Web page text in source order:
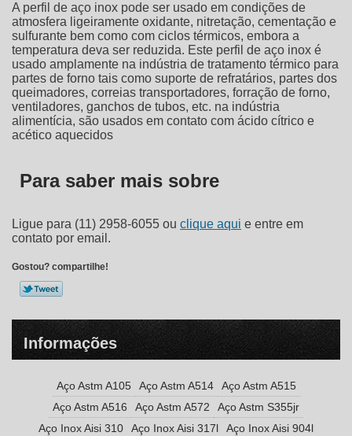
A perfil de aço inox pode ser usado em condições de
atmosfera ligeiramente oxidante, nitretação, cementação e
sulfurante bem como com ciclos térmicos, embora a
temperatura deva ser reduzida. Este perfil de aço inox é
usado amplamente na indústria de tratamento térmico para
partes de forno tais como suporte de refratários, partes dos
queimadores, correias transportadores, forração de forno,
ventiladores, ganchos de tubos, etc. na indústria
alimentícia, são usados em contato com ácido cítrico e
acético aquecidos
Para saber mais sobre
Ligue para (11) 2958-6055 ou clique aqui e entre em
contato por email.
Gostou? compartilhe!
Informações
Aço Astm A105 Aço Astm A514
Aço Astm A515
Aço Astm A516
Aço Astm A572
Aço Astm S355jr
Aço Inox Aisi 310
Aço Inox Aisi 317l
Aço Inox Aisi 904l